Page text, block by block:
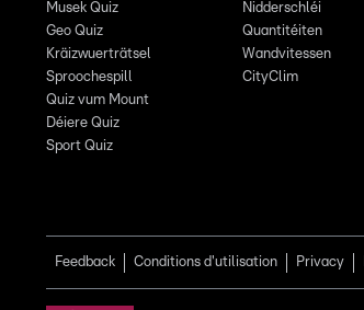
Musek Quiz
Geo Quiz
Kräizwuerträtsel
Sproochespill
Quiz vum Mount
Déiere Quiz
Sport Quiz
Nidderschléi
Quantitéiten
Wandvitessen
CityClim
Feedback Conditions d'utilisation Privacy